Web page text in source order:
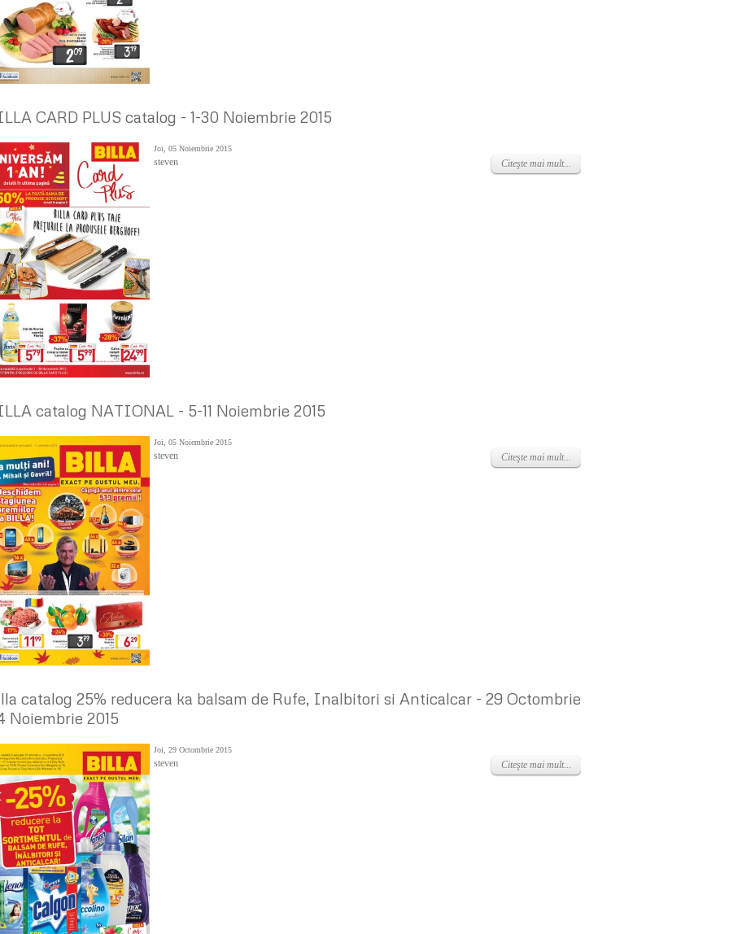
CARD PLUS catalog - 1-30 Noiembrie 2015
Joi, 05 Noiembrie 2015
steven Citeşte mai mult...
catalog NATIONAL - 5-11 Noiembrie 2015
Joi, 05 Noiembrie 2015
steven Citeşte mai mult...
catalog 25% reducera ka balsam de Rufe, Inalbitori si Anticalcar - 29 Octombrie
Noiembrie 2015
Joi, 29 Octombrie 2015
steven Citeşte mai mult...